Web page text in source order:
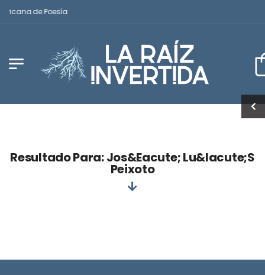
de Poesía
Resultado Para: Jos&eacute; Lu&iacute;s
Peixoto